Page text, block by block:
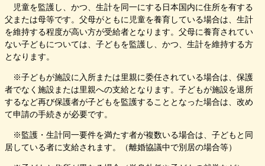
児童を監護し、かつ、生計を同一にする日本国内に住所を有する
父または母等です。父母がともに児童を養育している場合は、生計
を維持する程度が高い方が受給者となります。父母に養育されてい
ない子どもについては、子どもを監護し、かつ、生計を維持する方
となります。
※子どもが施設に入所または里親に委任されている場合は、保護
者でなく施設または里親への支給となります。子どもが施設を退所
するなど再び保護者が子どもを監護することとなった場合は、改め
て申請の手続きが必要です。
※監護・生計同一要件を満たす者が複数いる場合は、子どもと同
居している者に支給されます。（離婚協議中で別居の場合等）